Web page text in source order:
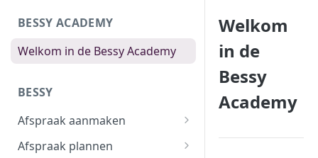
BESSY ACADEMY
Welkom in de Bessy Academy
BESSY
Afspraak aanmaken
Afspraak aanmaken
Afspraak plannen
Welkom
in de
Bessy
Academy